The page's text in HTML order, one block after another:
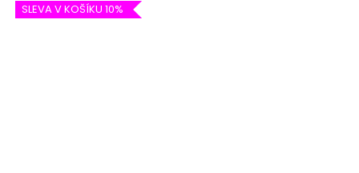
SLEVA V KOŠÍKU 10%